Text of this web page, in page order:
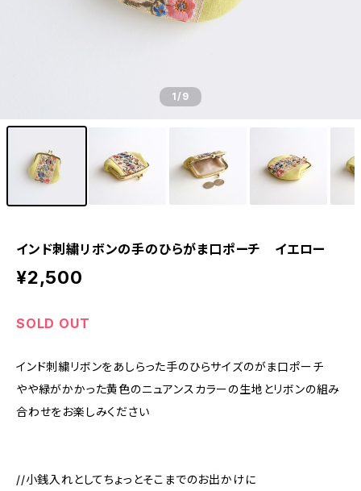
1/9
インド刺繍リボンの手のひらがま口ポーチ イエロー
¥2,500
SOLD OUT
インド刺繍リボンをあしらった手のひらサイズのがま口ポーチ
やや緑がかかった黄色のニュアンスカラーの生地とリボンの組み
合わせをお楽しみください
//小銭入れとしてちょっとそこまでのお出かけに